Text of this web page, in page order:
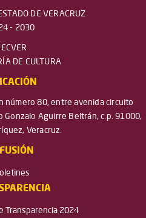
DE VERACRUZ
- 2030
DE CULTURA
número 80, entre avenida circuito
Aguirre Beltrán, c.p. 91000,
Veracruz.
Transparencia 2024